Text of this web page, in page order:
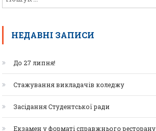
НЕДАВНІ ЗАПИСИ
До 27 липня!
Стажування викладачів коледжу
Засідання Студентської ради
Екзамен у форматі справжнього ресторану